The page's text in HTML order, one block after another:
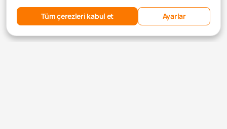
Tüm çerezleri kabul et Ayarlar